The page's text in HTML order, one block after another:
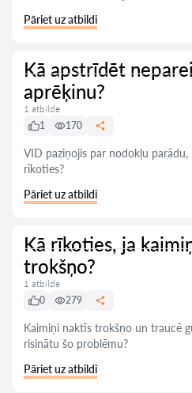
Pāriet uz atbildi
Kā apstrīdēt
aprēķinu?
1 atbilde
1
170
VID paziņojis par nodokļu parādu,
rīkoties?
Pāriet uz atbildi
Kā rīkoties, ja
trokšņo?
1 atbilde
0
279
Kaimiņi naktīs trokšņo un traucē
risinātu šo problēmu?
Pāriet uz atbildi